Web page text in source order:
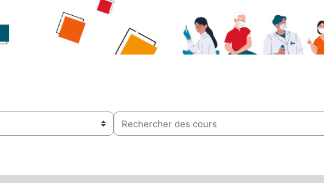
Rechercher des cours